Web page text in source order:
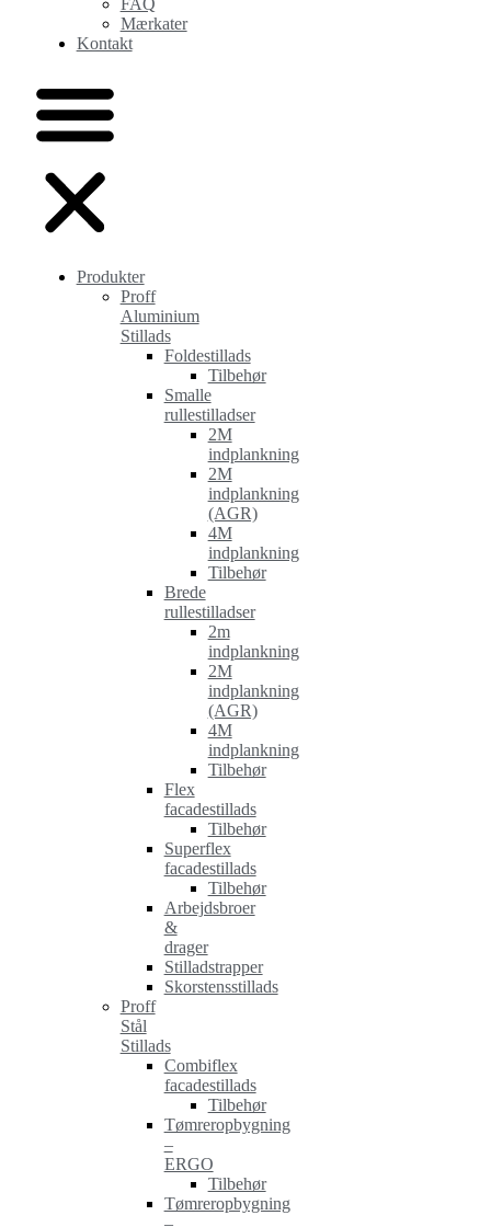
Mærkater
Kontakt
Produkter
Proff
Aluminium
Stillads
Foldestillads
Tilbehør
Smalle
rullestilladser
2M
indplankning
2M
indplankning
(AGR)
4M
indplankning
Tilbehør
Brede
rullestilladser
2m
indplankning
2M
indplankning
(AGR)
4M
indplankning
Tilbehør
Flex
facadestillads
Tilbehør
Superflex
facadestillads
Tilbehør
Arbejdsbroer
&
drager
Stilladstrapper
Skorstensstillads
Proff
Stål
Stillads
Combiflex
facadestillads
Tilbehør
Tømreropbygning
–
ERGO
Tilbehør
Tømreropbygning